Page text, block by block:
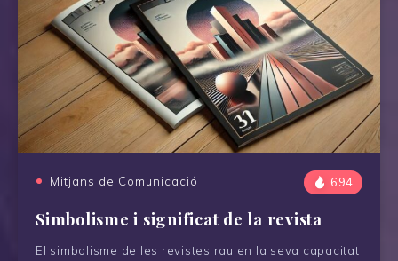
Mitjans de Comunicació 694
Simbolisme i significat de la revista
El simbolisme de les revistes rau en la seva capacitat